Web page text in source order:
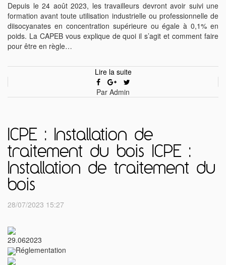
Depuis le 24 août 2023, les travailleurs devront avoir suivi une
formation avant toute utilisation industrielle ou professionnelle de
diisocyanates en concentration supérieure ou égale à 0,1% en
poids. La CAPEB vous explique de quoi il s’agit et comment faire
pour être en règle…
Lire la suite
Par Admin
ICPE : Installation de
traitement du bois ICPE :
Installation de traitement du
bois
28/07/2023 15:27
29.062023
Réglementation